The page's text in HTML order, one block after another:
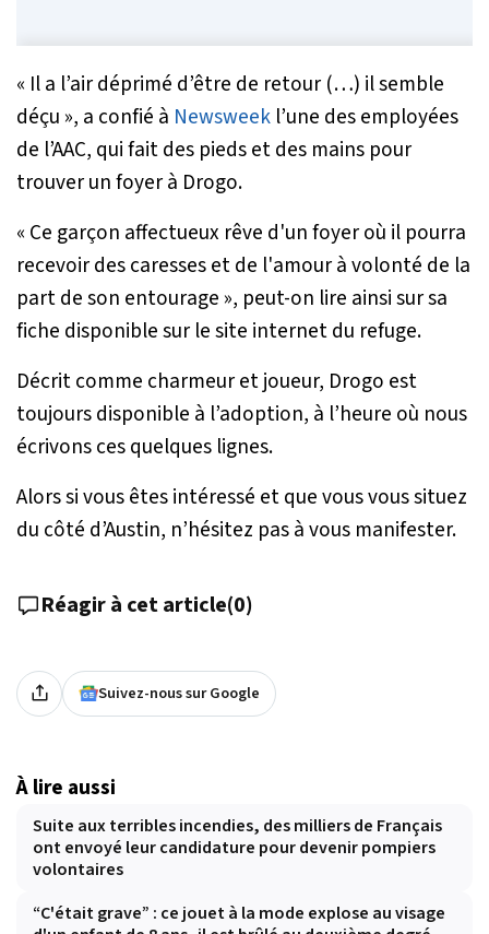
« Il a l’air déprimé d’être de retour (…) il semble
déçu », a confié à Newsweek l’une des employées
de l’AAC, qui fait des pieds et des mains pour
trouver un foyer à Drogo.
« Ce garçon affectueux rêve d'un foyer où il pourra
recevoir des caresses et de l'amour à volonté de la
part de son entourage », peut-on lire ainsi sur sa
fiche disponible sur le site internet du refuge.
Décrit comme charmeur et joueur, Drogo est
toujours disponible à l’adoption, à l’heure où nous
écrivons ces quelques lignes.
Alors si vous êtes intéressé et que vous vous situez
du côté d’Austin, n’hésitez pas à vous manifester.
Réagir à cet article(0)
Suivez-nous sur Google
À lire aussi
Suite aux terribles incendies, des milliers de Français
ont envoyé leur candidature pour devenir pompiers
volontaires
“C'était grave” : ce jouet à la mode explose au visage